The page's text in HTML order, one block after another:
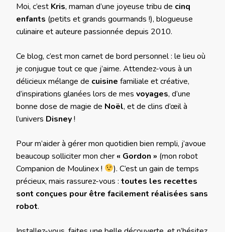
Moi, c’est Kris, maman d’une joyeuse tribu de cinq
enfants (petits et grands gourmands !), blogueuse
culinaire et auteure passionnée depuis 2010.
Ce blog, c’est mon carnet de bord personnel : le lieu où
je conjugue tout ce que j’aime. Attendez-vous à un
délicieux mélange de cuisine familiale et créative,
d’inspirations glanées lors de mes voyages, d’une
bonne dose de magie de Noël, et de clins d’œil à
l’univers Disney!
Pour m’aider à gérer mon quotidien bien rempli, j’avoue
beaucoup solliciter mon cher « Gordon » (mon robot
Companion de Moulinex !
). C’est un gain de temps
précieux, mais rassurez-vous : toutes les recettes
sont conçues pour être facilement réalisées sans
robot.